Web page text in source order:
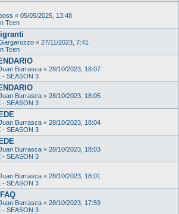
« 05/05/2025, 13:48
Tcen
« 27/11/2023, 7:41
Tcen
Burrasca « 28/10/2023, 18:07
- SEASON 3
Burrasca « 28/10/2023, 18:05
- SEASON 3
Burrasca « 28/10/2023, 18:04
- SEASON 3
Burrasca « 28/10/2023, 18:03
- SEASON 3
Burrasca « 28/10/2023, 18:01
- SEASON 3
Burrasca « 28/10/2023, 17:59
- SEASON 3